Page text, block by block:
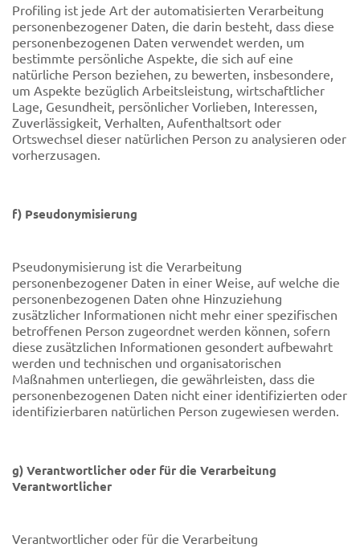
Profiling ist jede Art der automatisierten Verarbeitung
personenbezogener Daten, die darin besteht, dass diese
personenbezogenen Daten verwendet werden, um
bestimmte persönliche Aspekte, die sich auf eine
natürliche Person beziehen, zu bewerten, insbesondere,
um Aspekte bezüglich Arbeitsleistung, wirtschaftlicher
Lage, Gesundheit, persönlicher Vorlieben, Interessen,
Zuverlässigkeit, Verhalten, Aufenthaltsort oder
Ortswechsel dieser natürlichen Person zu analysieren oder
vorherzusagen.
f) Pseudonymisierung
Pseudonymisierung ist die Verarbeitung
personenbezogener Daten in einer Weise, auf welche die
personenbezogenen Daten ohne Hinzuziehung
zusätzlicher Informationen nicht mehr einer spezifischen
betroffenen Person zugeordnet werden können, sofern
diese zusätzlichen Informationen gesondert aufbewahrt
werden und technischen und organisatorischen
Maßnahmen unterliegen, die gewährleisten, dass die
personenbezogenen Daten nicht einer identifizierten oder
identifizierbaren natürlichen Person zugewiesen werden.
g) Verantwortlicher oder für die Verarbeitung
Verantwortlicher
Verantwortlicher oder für die Verarbeitung